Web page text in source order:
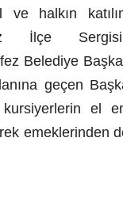
ve halkın
İlçe
Belediye
geçen
el
emeklerinden